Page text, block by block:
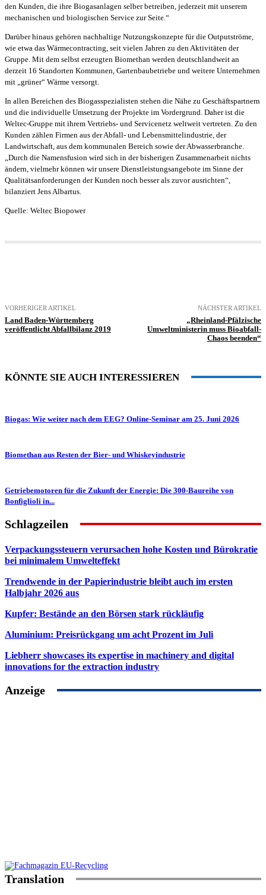
den Kunden, die ihre Biogasanlagen selber betreiben, jederzeit mit unserem
mechanischen und biologischen Service zur Seite.“
Darüber hinaus gehören nachhaltige Nutzungskonzepte für die Outputströme,
wie etwa das Wärmecontracting, seit vielen Jahren zu den Aktivitäten der
Gruppe. Mit dem selbst erzeugten Biomethan werden deutschlandweit an
derzeit 16 Standorten Kommunen, Gartenbaubetriebe und weitere Unternehmen
mit „grüner“ Wärme versorgt.
In allen Bereichen des Biogasspezialisten stehen die Nähe zu Geschäftspartnern
und die individuelle Umsetzung der Projekte im Vordergrund. Daher ist die
Weltec-Gruppe mit ihrem Vertriebs- und Servicenetz weltweit vertreten. Zu den
Kunden zählen Firmen aus der Abfall- und Lebensmittelindustrie, der
Landwirtschaft, aus dem kommunalen Bereich sowie der Abwasserbranche.
„Durch die Namensfusion wird sich in der bisherigen Zusammenarbeit nichts
ändern, vielmehr können wir unsere Dienstleistungsangebote im Sinne der
Qualitätsanforderungen der Kunden noch besser als zuvor ausrichten“,
bilanziert Jens Albartus.
Quelle: Weltec Biopower
VORHERIGER ARTIKEL
Land Baden-Württemberg
veröffentlicht Abfallbilanz 2019
NÄCHSTER ARTIKEL
„Rheinland-Pfälzische
Umweltministerin muss Bioabfall-
Chaos beenden“
KÖNNTE SIE AUCH INTERESSIEREN
Biogas: Wie weiter nach dem EEG? Online-Seminar am 25. Juni 2026
Biomethan aus Resten der Bier- und Whiskeyindustrie
Getriebemotoren für die Zukunft der Energie: Die 300-Baureihe von
Bonfiglioli in...
Schlagzeilen
Verpackungssteuern verursachen hohe Kosten und Bürokratie
bei minimalem Umwelteffekt
Trendwende in der Papierindustrie bleibt auch im ersten
Halbjahr 2026 aus
Kupfer: Bestände an den Börsen stark rückläufig
Aluminium: Preisrückgang um acht Prozent im Juli
Liebherr showcases its expertise in machinery and digital
innovations for the extraction industry
Anzeige
Translation